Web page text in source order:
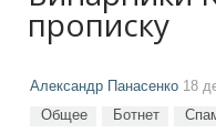
прописку
Александр Панасенко 18
Общее Ботнет